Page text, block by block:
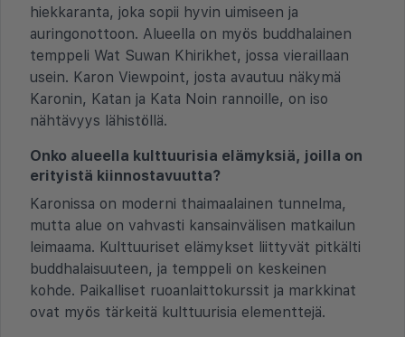
hiekkaranta, joka sopii hyvin uimiseen ja
auringonottoon. Alueella on myös buddhalainen
temppeli Wat Suwan Khirikhet, jossa vieraillaan
usein. Karon Viewpoint, josta avautuu näkymä
Karonin, Katan ja Kata Noin rannoille, on iso
nähtävyys lähistöllä.
Onko alueella kulttuurisia elämyksiä, joilla on
erityistä kiinnostavuutta?
Karonissa on moderni thaimaalainen tunnelma,
mutta alue on vahvasti kansainvälisen matkailun
leimaama. Kulttuuriset elämykset liittyvät pitkälti
buddhalaisuuteen, ja temppeli on keskeinen
kohde. Paikalliset ruoanlaittokurssit ja markkinat
ovat myös tärkeitä kulttuurisia elementtejä.